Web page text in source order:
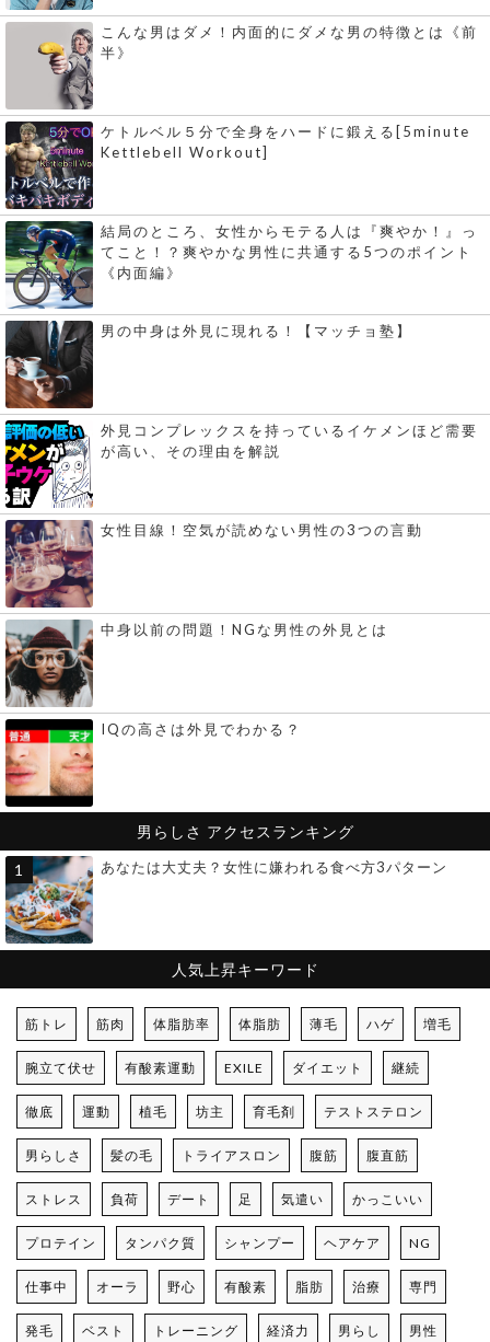
こんな男はダメ！内面的にダメな男の特徴とは《前
半》
ケトルベル５分で全身をハードに鍛える[5minute
Kettlebell Workout]
結局のところ、女性からモテる人は『爽やか！』っ
てこと！？爽やかな男性に共通する5つのポイント
《内面編》
男の中身は外見に現れる！【マッチョ塾】
外見コンプレックスを持っているイケメンほど需要
が高い、その理由を解説
女性目線！空気が読めない男性の3つの言動
中身以前の問題！NGな男性の外見とは
IQの高さは外見でわかる？
男らしさ アクセスランキング
あなたは大丈夫？女性に嫌われる食べ方3パターン
人気上昇キーワード
筋トレ 筋肉 体脂肪率 体脂肪 薄毛 ハゲ 増毛
腕立て伏せ 有酸素運動 EXILE ダイエット 継続
徹底 運動 植毛 坊主 育毛剤 テストステロン
男らしさ 髪の毛 トライアスロン 腹筋 腹直筋
ストレス 負荷 デート 足 気遣い かっこいい
プロテイン タンパク質 シャンプー ヘアケア NG
仕事中 オーラ 野心 有酸素 脂肪 治療 専門
発毛 ベスト トレーニング 経済力 男らし 男性